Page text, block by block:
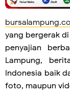
yang bergerak
penyajian
Lampung,
Indonesia baik
foto, maupun